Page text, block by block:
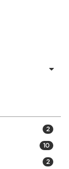
2
10
2